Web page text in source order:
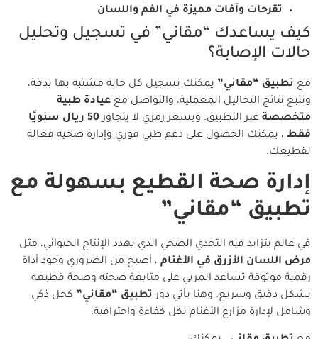
تقرحات وآفات مميزة في الفم واللسان
كيف يساعدك “مقاني” في تسجيل وتحليل
حالات الإصابة؟
مع تطبيق “مقاني” يمكنك تسجيل كل حالة مشتبه بها بدقة،
وتتبع نتائج التحاليل المعملية، والتواصل مع عيادة طبية
متخصصة عبر التطبيق. وبسعر رمزي لا يتجاوز
50 ريال سنويًا
فقط ، يمكنك الحصول على دعم طبي فوري وإدارة صحية فعالة
لقطيعك.
إدارة صحة القطيع بسهولة مع
تطبيق “مقاني”
في عالم يتزايد فيه التحدي الصحي الذي يهدد الإنتاج الحيواني، مثل
مرض اللسان الأزرق في الأغنام ، أصبح من الضروري وجود أداة
رقمية موثوقة تساعد المربي على متابعة صحته وصحة قطيعه
بشكل دقيق وسريع. وهنا يأتي دور تطبيق “مقاني” كحل ذكي
وشامل لإدارة مزارع الأغنام بكل كفاءة واحترافية.